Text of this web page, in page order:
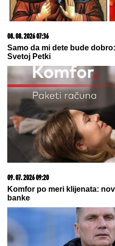
03. 08. 2026 07:31
više
07. 08. 2026 09:14
Сазнања „Политике”: Црна
савезу Загреба, Тиране и
Novi električni motor:
druge materijale